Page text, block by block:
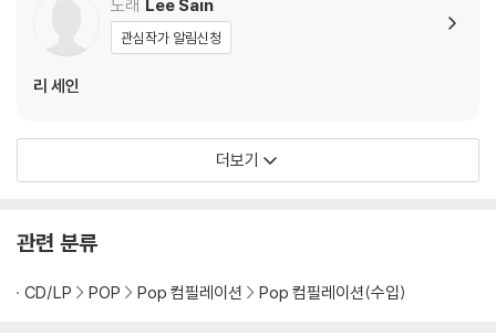
노래 Lee Sain
관심작가 알림신청
리 세인
더보기
관련 분류
CD/LP POP Pop 컴필레이션 Pop 컴필레이션(수입)